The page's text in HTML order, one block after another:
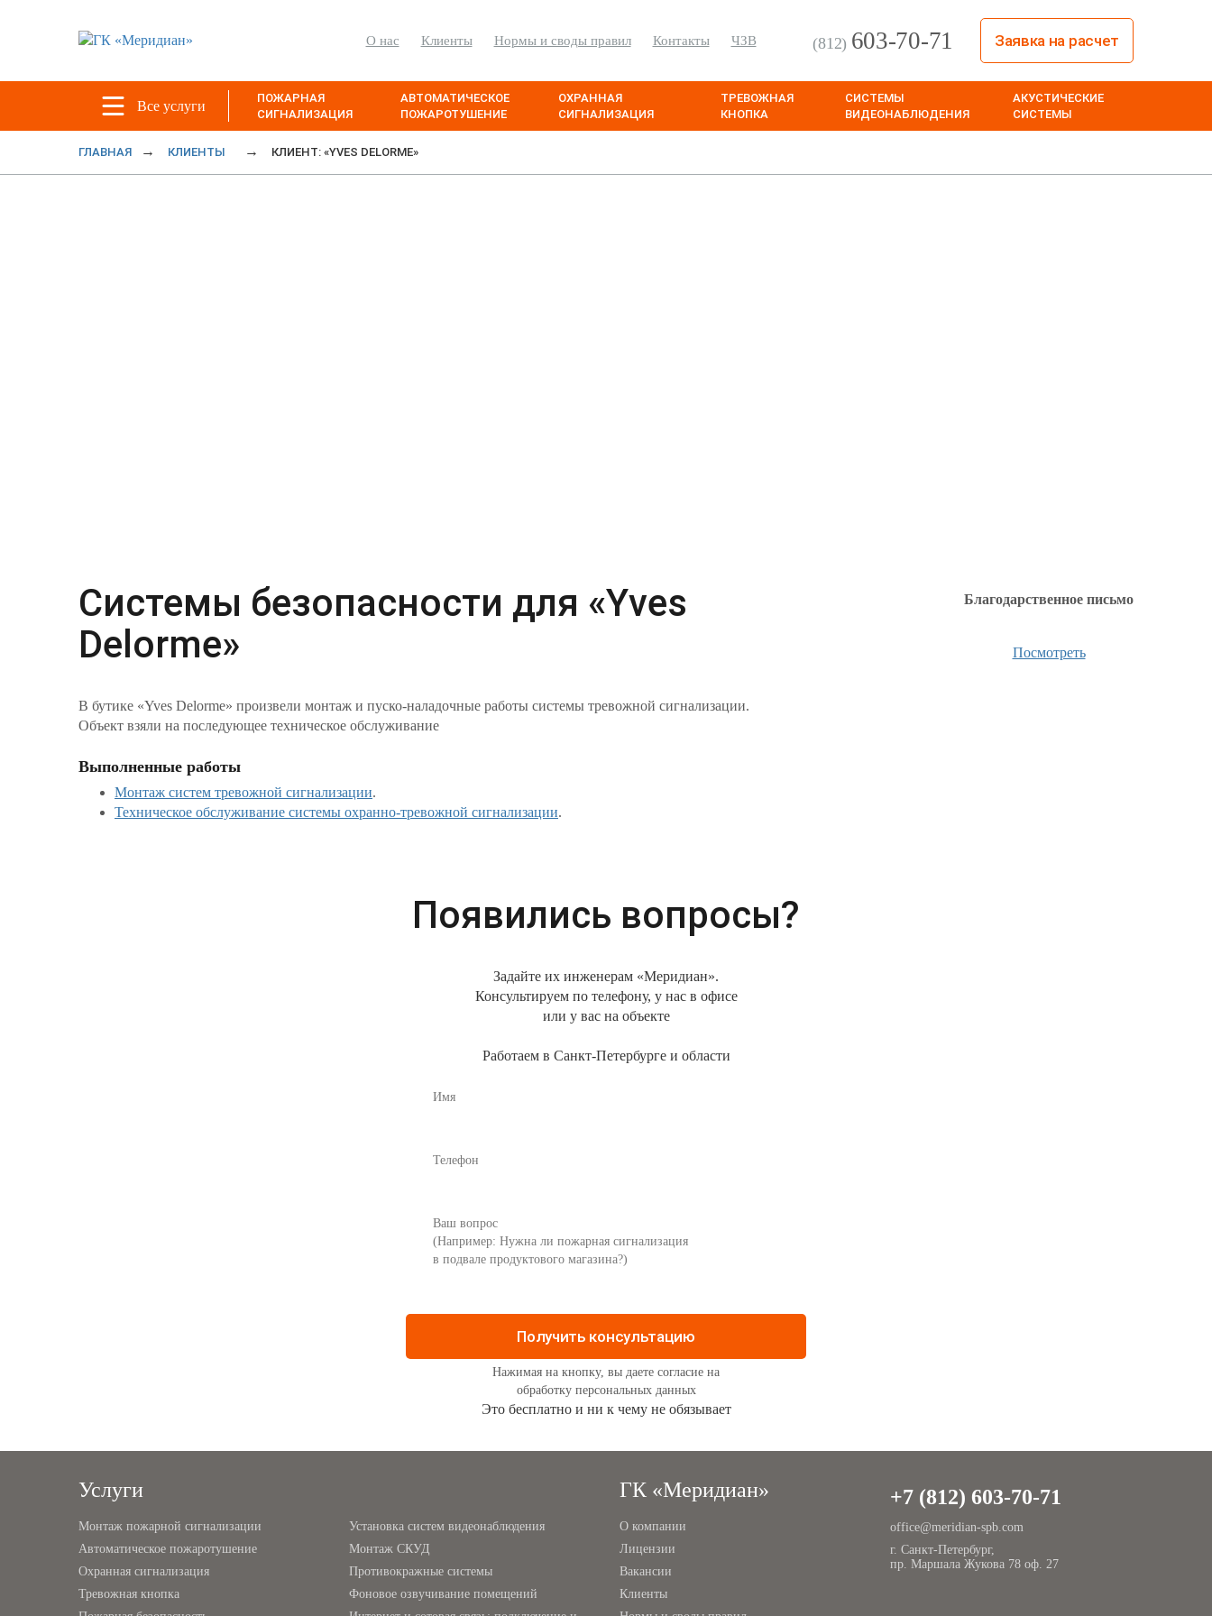
О нас Клиенты Нормы и своды правил Контакты ЧЗВ (812) 603-70-71 Заявка на расчет
Все услуги
ПОЖАРНАЯ
СИГНАЛИЗАЦИЯ
АВТОМАТИЧЕСКОЕ
ПОЖАРОТУШЕНИЕ
ОХРАННАЯ
СИГНАЛИЗАЦИЯ
ТРЕВОЖНАЯ
КНОПКА
СИСТЕМЫ
ВИДЕОНАБЛЮДЕНИЯ
АКУСТИЧЕСКИЕ
СИСТЕМЫ
ГЛАВНАЯ КЛИЕНТЫ КЛИЕНТ: «YVES DELORME»
Системы безопасности для «Yves
Delorme»
В бутике «Yves Delorme» произвели монтаж и пуско-наладочные работы системы тревожной сигнализации.
Объект взяли на последующее техническое обслуживание
Выполненные работы
Монтаж систем тревожной сигнализации.
Техническое обслуживание системы охранно-тревожной сигнализации.
Благодарственное письмо
Посмотреть
Появились вопросы?
Задайте их инженерам «Меридиан».
Консультируем по телефону, у нас в офисе
или у вас на объекте
Работаем в Санкт-Петербурге и области
Нажимая на кнопку, вы даете согласие на
обработку персональных данных
Это бесплатно и ни к чему не обязывает
Услуги
Монтаж пожарной сигнализации
Автоматическое пожаротушение
Охранная сигнализация
Тревожная кнопка
Установка систем видеонаблюдения
Монтаж СКУД
Противокражные системы
Фоновое озвучивание помещений
ГК «Меридиан»
О компании
Лицензии
Вакансии
Клиенты
+7 (812) 603-70-71
office@meridian-spb.com
г. Санкт-Петербург,
пр. Маршала Жукова 78 оф. 27